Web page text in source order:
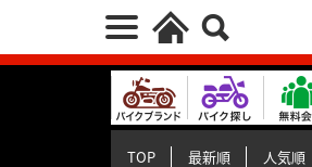
TOP 最新順 人気順